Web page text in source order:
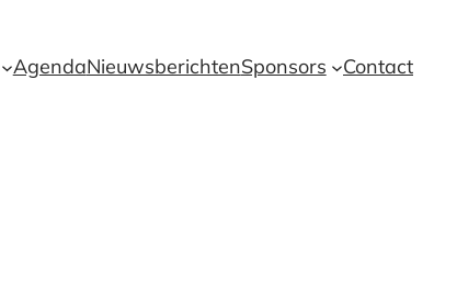
AgendaNieuwsberichtenSponsors Contact